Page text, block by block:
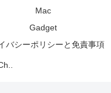
Mac
Gadget
バシーポリシーと免責事項